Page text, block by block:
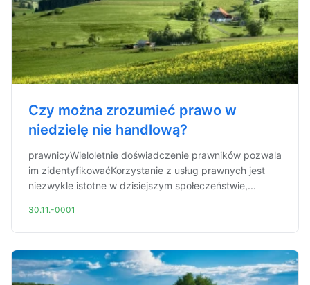
Czy można zrozumieć prawo w
niedzielę nie handlową?
prawnicyWieloletnie doświadczenie prawników pozwala
im zidentyfikowaćKorzystanie z usług prawnych jest
niezwykle istotne w dzisiejszym społeczeństwie,...
30.11.-0001